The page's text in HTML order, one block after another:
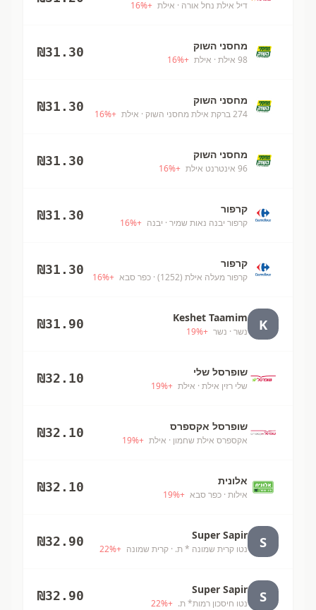
דיל אילת נחל אורה · אילת +
16%
מחסני השוק
98 אילת · אילת +
16%
₪31.30
מחסני השוק
274 ברקת אילת מחסני השוק · אילת +
16%
₪31.30
מחסני השוק
96 אינטרנט אילת +
16%
₪31.30
קרפור
קרפור יבנה נאות שמיר · יבנה +
16%
₪31.30
קרפור
קרפור מעלה אילת (1252) · כפר סבא +
16%
₪31.30
K
Keshet Taamim
נשר · נשר +
19%
₪31.90
שופרסל שלי
שלי רזין אילת · אילת +
19%
₪32.10
שופרסל אקספרס
אקספרס אילת שחמון · אילת +
19%
₪32.10
אלונית
אילות · כפר סבא +
19%
₪32.10
S
Super Sapir
נטו קרית שמונה * ת. · קרית שמונה +
22%
₪32.90
S
Super Sapir
נטו חיסכון רמות* ת. +
22%
₪32.90